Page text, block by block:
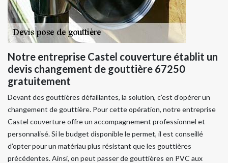
Notre entreprise Castel couverture établit un
devis changement de gouttière 67250
gratuitement
Devant des gouttières défaillantes, la solution, c’est d’opérer un
changement de gouttière. Pour cette opération, notre entreprise
Castel couverture offre un accompagnement professionnel et
personnalisé. Si le budget disponible le permet, il est conseillé
d’opter pour un matériau plus résistant que les gouttières
précédentes. Ainsi, on peut passer de gouttières en PVC aux